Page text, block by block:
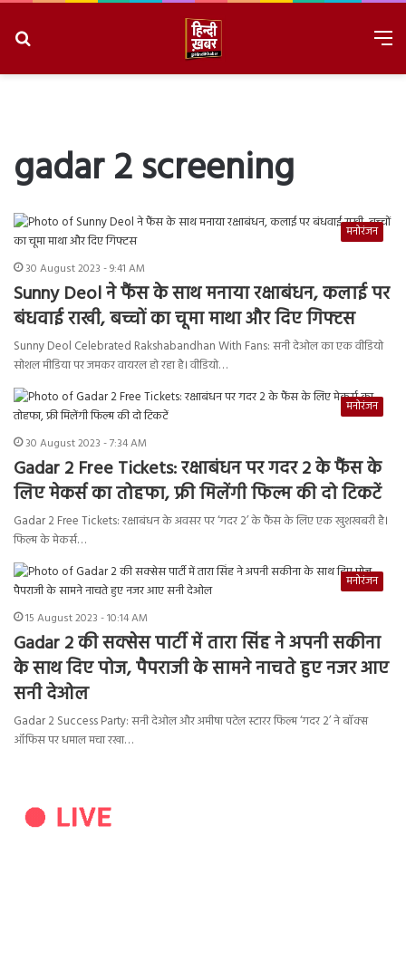
gadar 2 screening
मनोरंजन
30 August 2023 - 9:41 AM
Sunny Deol ने फैंस के साथ मनाया रक्षाबंधन, कलाई पर
बंधवाई राखी, बच्चों का चूमा माथा और दिए गिफ्टस
Sunny Deol Celebrated Rakshabandhan With Fans: सनी देओल का एक वीडियो
सोशल मीडिया पर जमकर वायरल हो रहा है। वीडियो…
मनोरंजन
30 August 2023 - 7:34 AM
Gadar 2 Free Tickets: रक्षाबंधन पर गदर 2 के फैंस के
लिए मेकर्स का तोहफा, फ्री मिलेंगी फिल्म की दो टिकटें
Gadar 2 Free Tickets: रक्षाबंधन के अवसर पर ‘गदर 2’ के फैंस के लिए एक खुशखबरी है।
फिल्म के मेकर्स…
मनोरंजन
15 August 2023 - 10:14 AM
Gadar 2 की सक्सेस पार्टी में तारा सिंह ने अपनी सकीना
के साथ दिए पोज, पैपराजी के सामने नाचते हुए नजर आए
सनी देओल
Gadar 2 Success Party: सनी देओल और अमीषा पटेल स्टारर फिल्म ‘गदर 2’ ने बॉक्स
ऑफिस पर धमाल मचा रखा…